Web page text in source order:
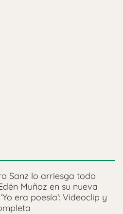
Sanz lo arriesga todo
Muñoz en su nueva
era poesía’: Videoclip y